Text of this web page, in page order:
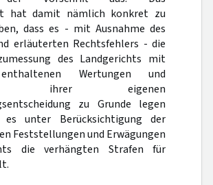
hat damit nämlich konkret zu
dass es - mit Ausnahme des
erläuterten Rechtsfehlers - die
des Landgerichts mit
Wertungen und
ihrer eigenen
zu Grunde legen
unter Berücksichtigung der
Feststellungen und Erwägungen
die verhängten Strafen für